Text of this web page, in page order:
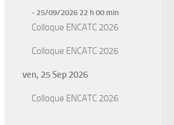
- 25/09/2026 22 h 00 min
Colloque ENCATC 2026
Colloque ENCATC 2026
ven, 25 Sep 2026
Colloque ENCATC 2026